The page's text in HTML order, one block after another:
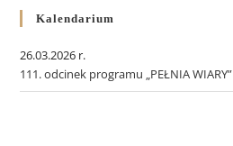
Kalendarium
26.03.2026 r.
111. odcinek programu „PEŁNIA WIARY”